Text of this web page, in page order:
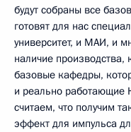
будут собраны все
готовят для нас
университет, и МАИ, и
наличие
базовые кафедры,
и реально
считаем, что получим
эффект для импульса